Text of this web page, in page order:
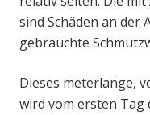
sind Schäden an der
gebrauchte
Dieses meterlange,
wird vom ersten